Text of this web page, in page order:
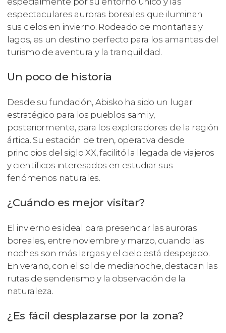
espectaculares auroras boreales que iluminan
sus cielos en invierno. Rodeado de montañas y
lagos, es un destino perfecto para los amantes del
turismo de aventura y la tranquilidad.
Un poco de historia
Desde su fundación, Abisko ha sido un lugar
estratégico para los pueblos sami y,
posteriormente, para los exploradores de la región
ártica. Su estación de tren, operativa desde
principios del siglo XX, facilitó la llegada de viajeros
y científicos interesados en estudiar sus
fenómenos naturales.
¿Cuándo es mejor visitar?
El invierno es ideal para presenciar las auroras
boreales, entre noviembre y marzo, cuando las
noches son más largas y el cielo está despejado.
En verano, con el sol de medianoche, destacan las
rutas de senderismo y la observación de la
naturaleza.
¿Es fácil desplazarse por la zona?